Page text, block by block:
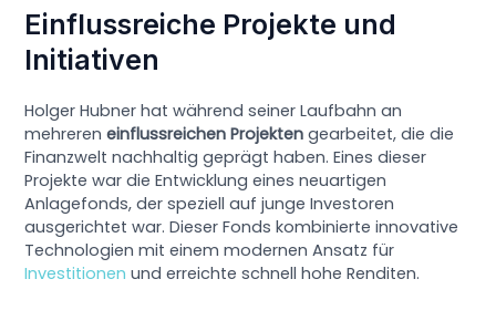
Einflussreiche Projekte und
Initiativen
Holger Hubner hat während seiner Laufbahn an
mehrereneinflussreichen Projekten gearbeitet, die die
Finanzwelt nachhaltig geprägt haben. Eines dieser
Projekte war die Entwicklung eines neuartigen
Anlagefonds, der speziell auf junge Investoren
ausgerichtet war. Dieser Fonds kombinierte innovative
Technologien mit einem modernen Ansatz für
Investitionen und erreichte schnell hohe Renditen.